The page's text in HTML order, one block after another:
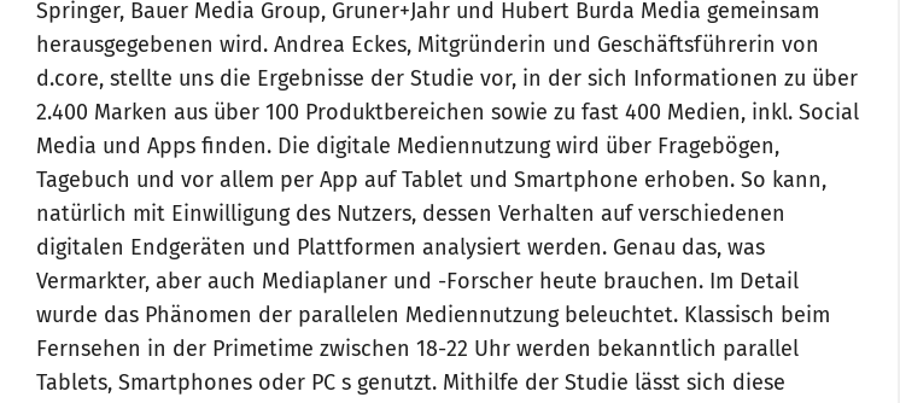
Springer, Bauer Media Group, Gruner+Jahr und Hubert Burda Media gemeinsam
herausgegebenen wird. Andrea Eckes, Mitgründerin und Geschäftsführerin von
d.core, stellte uns die Ergebnisse der Studie vor, in der sich Informationen zu über
2.400 Marken aus über 100 Produktbereichen sowie zu fast 400 Medien, inkl. Social
Media und Apps finden. Die digitale Mediennutzung wird über Fragebögen,
Tagebuch und vor allem per App auf Tablet und Smartphone erhoben. So kann,
natürlich mit Einwilligung des Nutzers, dessen Verhalten auf verschiedenen
digitalen Endgeräten und Plattformen analysiert werden. Genau das, was
Vermarkter, aber auch Mediaplaner und -Forscher heute brauchen. Im Detail
wurde das Phänomen der parallelen Mediennutzung beleuchtet. Klassisch beim
Fernsehen in der Primetime zwischen 18-22 Uhr werden bekanntlich parallel
Tablets, Smartphones oder PC s genutzt. Mithilfe der Studie lässt sich diese